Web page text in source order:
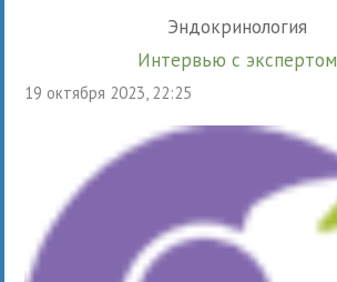
Эндокринология
Интервью с экспертом
19 октября 2023, 22:25